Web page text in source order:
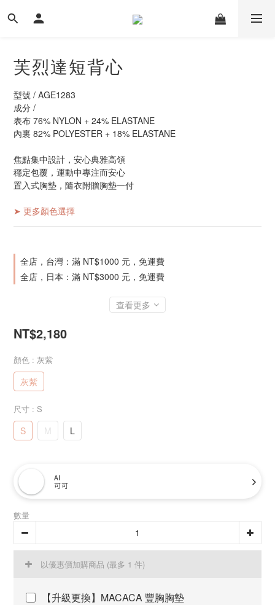
芙烈達短背心
型號 / AGE1283
成分 /
表布 76% NYLON + 24% ELASTANE
內裏 82% POLYESTER + 18% ELASTANE
焦點集中設計，安心典雅高領
穩定包覆，運動中專注而安心
置入式胸墊，隨衣附贈胸墊一付
➤ 更多顏色選擇
全店，台灣：滿 NT$1000 元，免運費
全店，日本：滿 NT$3000 元，免運費
查看更多
NT$2,180
顏色 : 灰紫
灰紫
尺寸 : S
S M L
AI
可可
數量
以優惠價加購商品 (最多 1 件)
【升級更換】MACACA 豐胸胸墊